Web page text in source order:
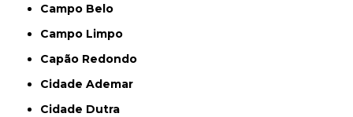
Campo Belo
Campo Limpo
Capão Redondo
Cidade Ademar
Cidade Dutra